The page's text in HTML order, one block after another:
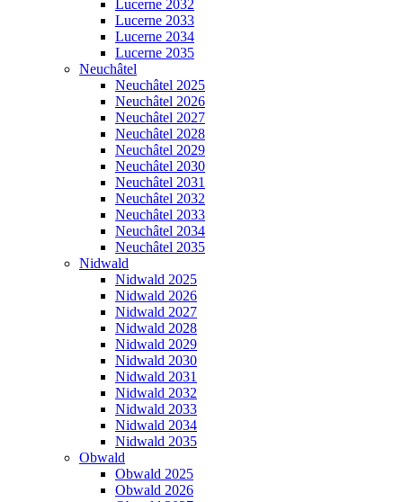
Lucerne 2032
Lucerne 2033
Lucerne 2034
Lucerne 2035
Neuchâtel
Neuchâtel 2025
Neuchâtel 2026
Neuchâtel 2027
Neuchâtel 2028
Neuchâtel 2029
Neuchâtel 2030
Neuchâtel 2031
Neuchâtel 2032
Neuchâtel 2033
Neuchâtel 2034
Neuchâtel 2035
Nidwald
Nidwald 2025
Nidwald 2026
Nidwald 2027
Nidwald 2028
Nidwald 2029
Nidwald 2030
Nidwald 2031
Nidwald 2032
Nidwald 2033
Nidwald 2034
Nidwald 2035
Obwald
Obwald 2025
Obwald 2026